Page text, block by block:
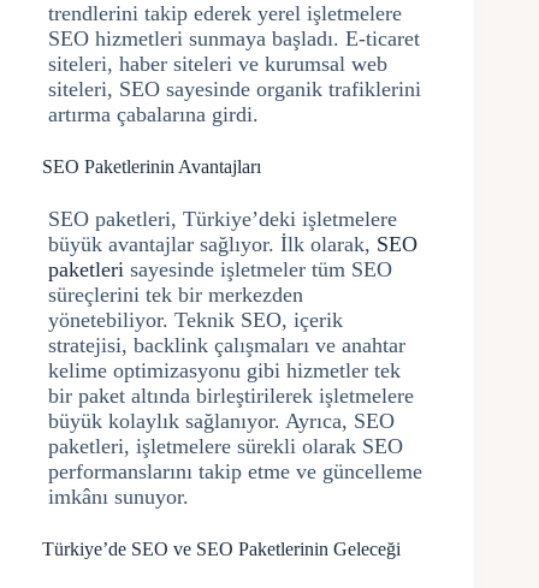
trendlerini takip ederek yerel işletmelere
SEO hizmetleri sunmaya başladı. E-ticaret
siteleri, haber siteleri ve kurumsal web
siteleri, SEO sayesinde organik trafiklerini
artırma çabalarına girdi.
SEO Paketlerinin Avantajları
SEO paketleri, Türkiye’deki işletmelere
büyük avantajlar sağlıyor. İlk olarak, SEO
paketleri sayesinde işletmeler tüm SEO
süreçlerini tek bir merkezden
yönetebiliyor. Teknik SEO, içerik
stratejisi, backlink çalışmaları ve anahtar
kelime optimizasyonu gibi hizmetler tek
bir paket altında birleştirilerek işletmelere
büyük kolaylık sağlanıyor. Ayrıca, SEO
paketleri, işletmelere sürekli olarak SEO
performanslarını takip etme ve güncelleme
imkânı sunuyor.
Türkiye’de SEO ve SEO Paketlerinin Geleceği